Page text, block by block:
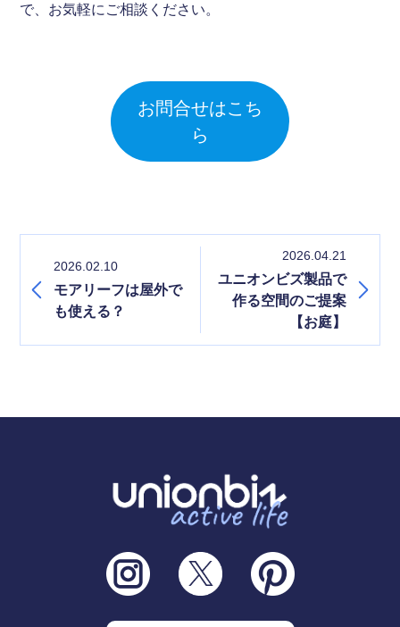
で、お気軽にご相談ください。
お問合せはこち
ら
2026.02.10
モアリーフは屋外で
も使える？
2026.04.21
ユニオンビズ製品で
作る空間のご提案
【お庭】